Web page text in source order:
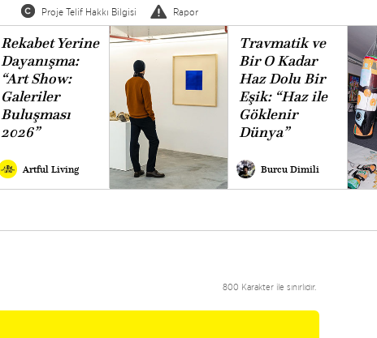
Proje Telif Hakkı Bilgisi Rapor
Rekabet Yerine
Dayanışma:
“Art Show:
Galeriler
Buluşması
2026”
Artful Living
Travmatik ve
Bir O Kadar
Haz Dolu Bir
Eşik: “Haz ile
Göklenir
Dünya”
Burcu Dimili
800 Karakter ile sınırlıdır.